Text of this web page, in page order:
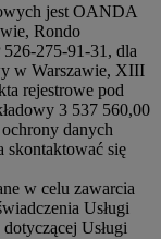
jest OANDA
Rondo
275-91-31, dla
w Warszawie, XIII
rejestrowe pod
3 537 560,00
danych
skontaktować się
w celu zawarcia
Usługi
Usługi